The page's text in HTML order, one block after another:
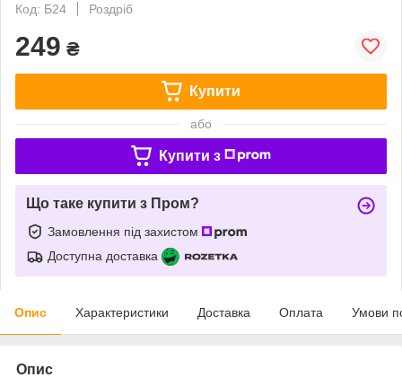
Код: Б24
Роздріб
249 ₴
Купити
або
Купити з
Що таке купити з Пром?
Замовлення під захистом
Доступна доставка
Опис Характеристики Доставка Оплата Умови
Опис